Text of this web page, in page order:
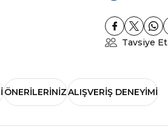
Tavsiye Et
ÖNERILERINIZALIŞVERIŞ DENEYIMI